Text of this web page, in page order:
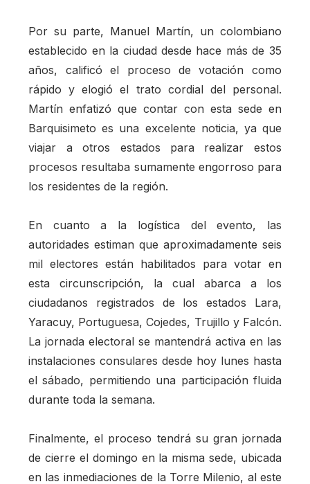
Por su parte, Manuel Martín, un colombiano
establecido en la ciudad desde hace más de 35
años, calificó el proceso de votación como
rápido y elogió el trato cordial del personal.
Martín enfatizó que contar con esta sede en
Barquisimeto es una excelente noticia, ya que
viajar a otros estados para realizar estos
procesos resultaba sumamente engorroso para
los residentes de la región.
En cuanto a la logística del evento, las
autoridades estiman que aproximadamente seis
mil electores están habilitados para votar en
esta circunscripción, la cual abarca a los
ciudadanos registrados de los estados Lara,
Yaracuy, Portuguesa, Cojedes, Trujillo y Falcón.
La jornada electoral se mantendrá activa en las
instalaciones consulares desde hoy lunes hasta
el sábado, permitiendo una participación fluida
durante toda la semana.
Finalmente, el proceso tendrá su gran jornada
de cierre el domingo en la misma sede, ubicada
en las inmediaciones de la Torre Milenio, al este